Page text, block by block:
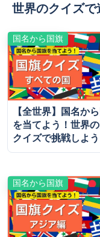
世界のクイズで
国名から国旗
【全世界】国名か
を当てよう！世界
クイズで挑戦しよう
国名から国旗